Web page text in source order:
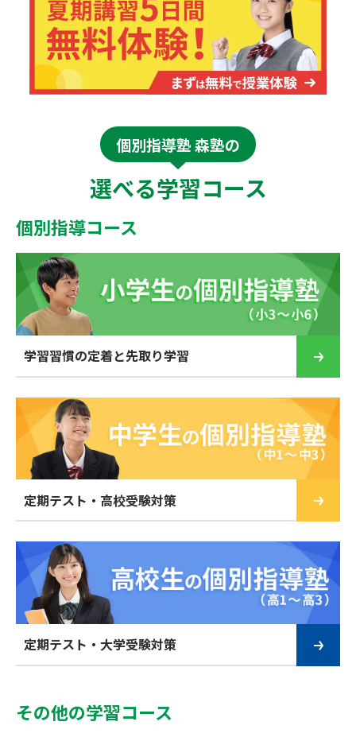
個別指導塾 森塾の
選べる学習コース
個別指導コース
学習習慣の定着と先取り学習
定期テスト・高校受験対策
定期テスト・大学受験対策
その他の学習コース